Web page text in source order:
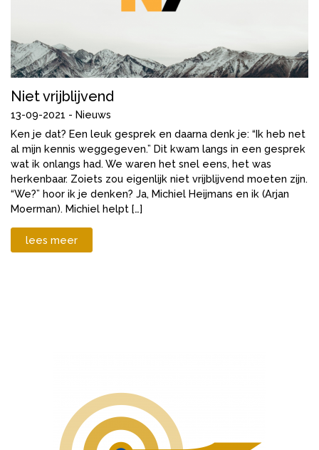
Niet vrijblijvend
13-09-2021 - Nieuws
Ken je dat? Een leuk gesprek en daarna denk je: “Ik heb net
al mijn kennis weggegeven.” Dit kwam langs in een gesprek
wat ik onlangs had. We waren het snel eens, het was
herkenbaar. Zoiets zou eigenlijk niet vrijblijvend moeten zijn.
“We?” hoor ik je denken? Ja, Michiel Heijmans en ik (Arjan
Moerman). Michiel helpt […]
lees meer